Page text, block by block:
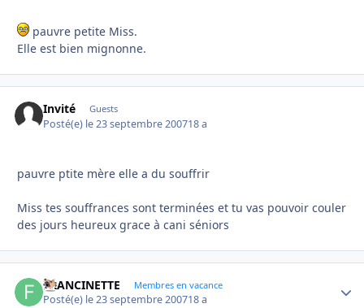
pauvre petite Miss.
Elle est bien mignonne.
Invité Guests
Posté(e) le 23 septembre 200718 a
pauvre ptite mère elle a du souffrir
Miss tes souffrances sont terminées et tu vas pouvoir couler
des jours heureux grace à cani séniors
FRANCINETTE Membres en vacance
Posté(e) le 23 septembre 200718 a